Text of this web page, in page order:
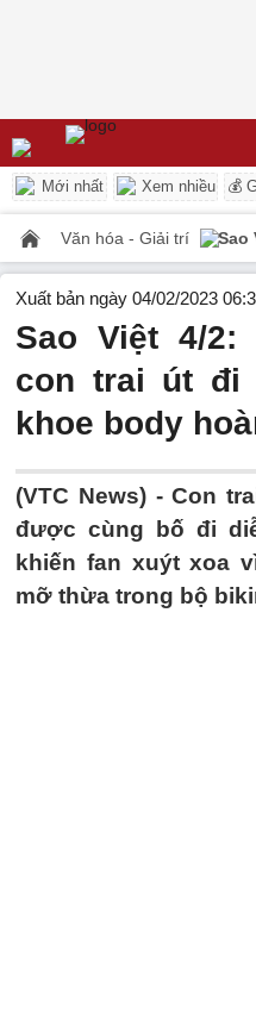
Mới nhất Xem nhiều 💰
Văn hóa - Giải trí Sao
Xuất bản ngày 04/02/2023
Sao Việt 4/
con trai út đi
khoe body
(VTC News) -Con
được cùng bố đi
khiến fan xuýt xoa
mỡ thừa trong bộ